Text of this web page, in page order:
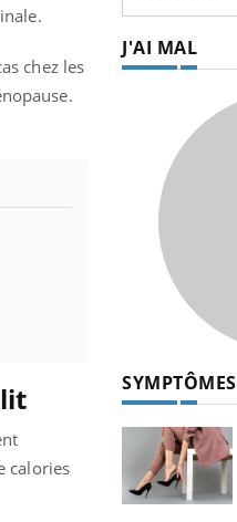
chez les
calories
J'AI MAL
SYMPTÔMES